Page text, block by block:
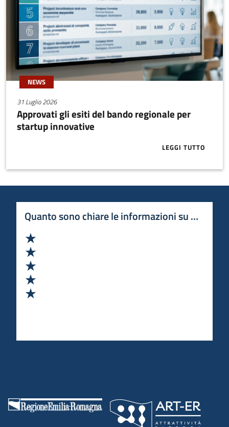
NEWS
31 Luglio 2026
Approvati gli esiti del bando regionale per
startup innovative
LEGGI TUTTO
ABOUT
Quanto sono chiare le informazioni su questa